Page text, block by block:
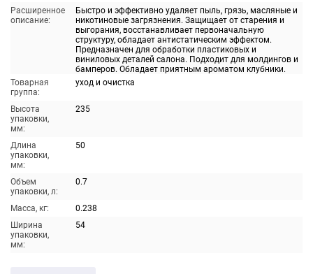
Расширенное
описание:
Быстро и эффективно удаляет пыль, грязь, масляные и
никотиновые загрязнения. Защищает от старения и
выгорания, восстанавливает первоначальную
структуру, обладает антистатическим эффектом.
Предназначен для обработки пластиковых и
виниловых деталей салона. Подходит для молдингов и
бамперов. Обладает приятным ароматом клубники.
Товарная
группа:
уход и очистка
Высота
упаковки,
мм:
235
Длина
упаковки,
мм:
50
Объем
упаковки, л:
0.7
Масса, кг:
0.238
Ширина
упаковки,
мм:
54